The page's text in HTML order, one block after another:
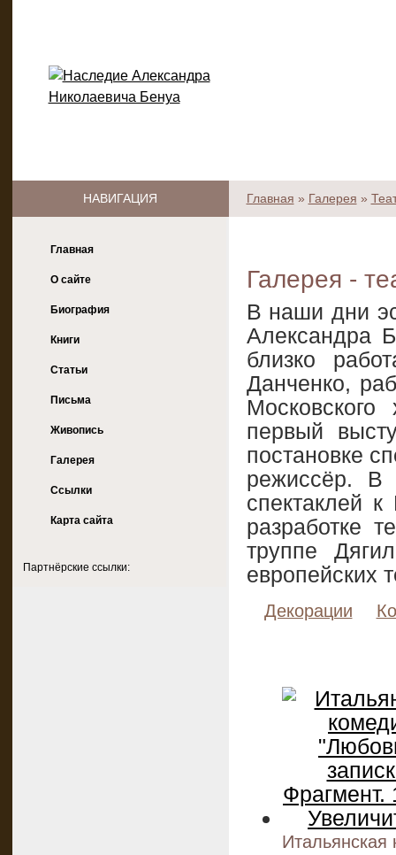
НАВИГАЦИЯ Главная » Галерея »
Галерея -
В наши дни
Александра
близко
Данченко,
первый
постановке
режиссёр. В
спектаклей
разработке
труппе
европейских
Декорации
Итальянская
Главная
О сайте
Биография
Книги
Статьи
Письма
Живопись
Галерея
Ссылки
Карта сайта
Партнёрские ссылки: